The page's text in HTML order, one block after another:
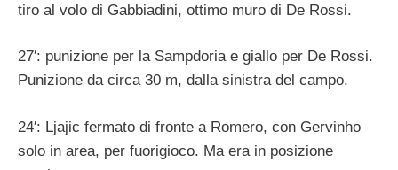
tiro al volo di Gabbiadini, ottimo muro di De Rossi.
27′: punizione per la Sampdoria e giallo per De Rossi.
Punizione da circa 30 m, dalla sinistra del campo.
24′: Ljajic fermato di fronte a Romero, con Gervinho
solo in area, per fuorigioco. Ma era in posizione